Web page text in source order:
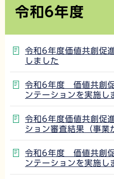
す
か
令和6年度
令和6年度価値共創促
しました
令和6年度 価値共創
ンテーションを実施し
令和6年度価値共創促
ション審査結果（事業
令和6年度 価値共創
ンテーションを実施し